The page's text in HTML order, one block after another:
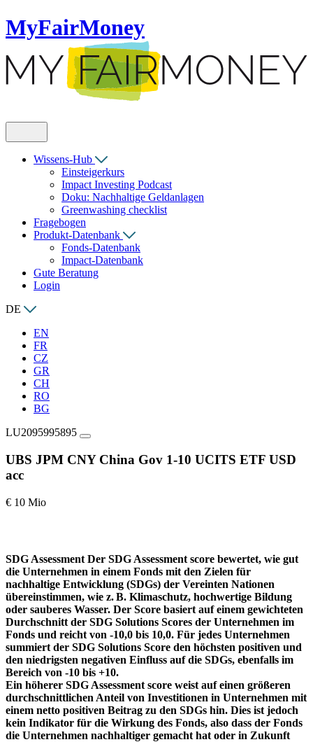
MyFairMoney
Wissens-Hub
Einsteigerkurs
Impact Investing Podcast
Doku: Nachhaltige Geldanlagen
Greenwashing checklist
Fragebogen
Produkt-Datenbank
Fonds-Datenbank
Impact-Datenbank
Gute Beratung
Login
DE
EN
FR
CZ
GR
CH
RO
BG
LU2095995895
UBS JPM CNY China Gov 1-10 UCITS ETF USD
acc
€ 10 Mio
SDG Assessment Der SDG Assessment score bewertet, wie gut
die Unternehmen in einem Fonds mit den Zielen für
nachhaltige Entwicklung (SDGs) der Vereinten Nationen
übereinstimmen, wie z. B. Klimaschutz, hochwertige Bildung
oder sauberes Wasser. Der Score basiert auf einem gewichteten
Durchschnitt der SDG Solutions Scores der Unternehmen im
Fonds und reicht von -10,0 bis 10,0. Für jedes Unternehmen
summiert der SDG Solutions Score den höchsten positiven und
den niedrigsten negativen Einfluss auf die SDGs, ebenfalls im
Bereich von -10 bis +10.
Ein höherer SDG Assessment score weist auf einen größeren
durchschnittlichen Anteil von Investitionen in Unternehmen mit
einem netto positiven Beitrag zu den SDGs hin. Dies ist jedoch
kein Indikator für die Wirkung des Fonds, also dass der Fonds
die Unternehmen nachhaltiger gemacht hat oder in Zukunft